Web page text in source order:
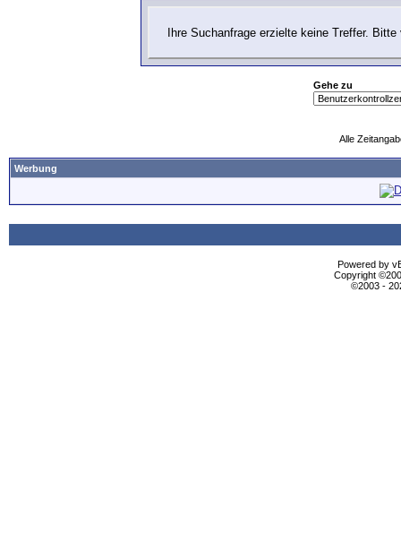
Ihre Suchanfrage erzielte keine Treffer.
Gehe zu
Alle
Werbung
Powered by
Copyright
©2003 -